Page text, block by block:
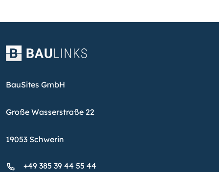
BauSites GmbH
Große Wasserstraße 22
19053 Schwerin
+49 385 39 44 55 44